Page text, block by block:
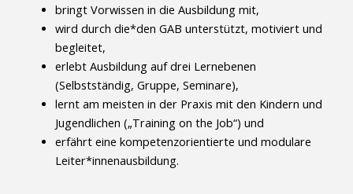
bringt Vorwissen in die Ausbildung mit,
wird durch die*den GAB unterstützt, motiviert und
begleitet,
erlebt Ausbildung auf drei Lernebenen
(Selbstständig, Gruppe, Seminare),
lernt am meisten in der Praxis mit den Kindern und
Jugendlichen („Training on the Job“) und
erfährt eine kompetenzorientierte und modulare
Leiter*innenausbildung.